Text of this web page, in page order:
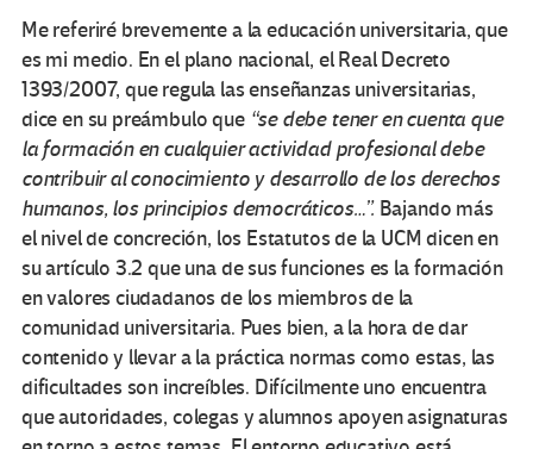
Me referiré brevemente a la educación universitaria, que
es mi medio. En el plano nacional, el Real Decreto
1393/2007, que regula las enseñanzas universitarias,
dice en su preámbulo que “se debe tener en cuenta que
la formación en cualquier actividad profesional debe
contribuir al conocimiento y desarrollo de los derechos
humanos, los principios democráticos…”.Bajando más
el nivel de concreción, los Estatutos de la UCM dicen en
su artículo 3.2 que una de sus funciones es la formación
en valores ciudadanos de los miembros de la
comunidad universitaria. Pues bien, a la hora de dar
contenido y llevar a la práctica normas como estas, las
dificultades son increíbles. Difícilmente uno encuentra
que autoridades, colegas y alumnos apoyen asignaturas